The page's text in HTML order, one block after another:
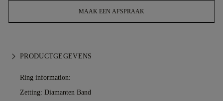
MAAK EEN AFSPRAAK
PRODUCTGEGEVENS
Ring information:
Zetting: Diamanten Band